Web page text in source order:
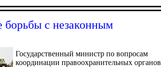
борьбы с незаконным
Государственный министр по вопросам
координации правоохранительных органов